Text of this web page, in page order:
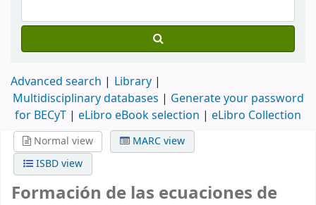
Advanced search
Library
Multidisciplinary databases | Generate your password
for BECyT | eLibro eBook selection | eLibro Collection
Normal view
MARC view
ISBD view
Formación de las ecuaciones de